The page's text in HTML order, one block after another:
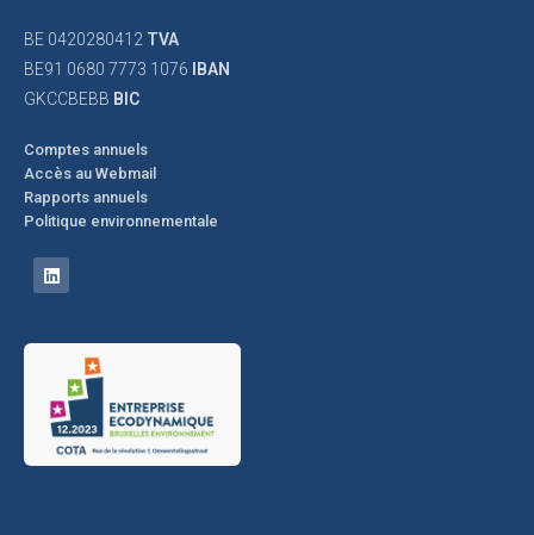
BE 0420280412 TVA
BE91 0680 7773 1076
IBAN
GKCCBEBB BIC
Comptes annuels
Accès au Webmail
Rapports annuels
Politique environnementale